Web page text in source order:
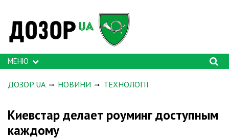
МЕНЮ
ДОЗОР.UA НОВИНИ ТЕХНОЛОГІЇ
Киевстар делает роуминг доступным
каждому